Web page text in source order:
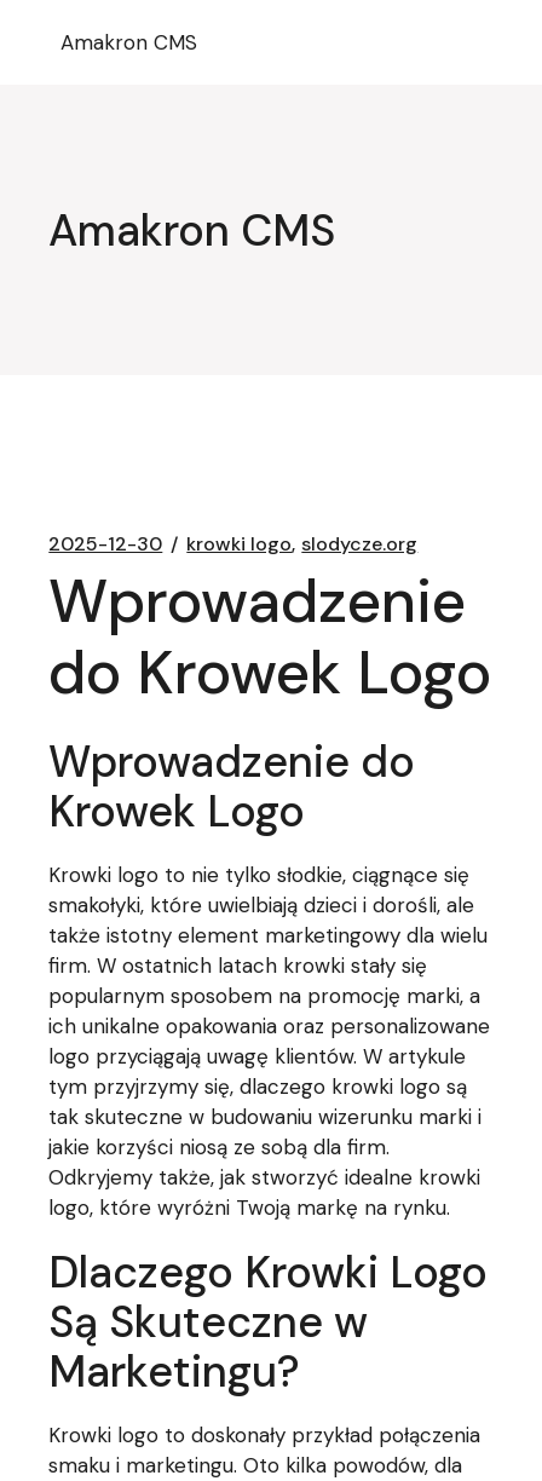
Amakron CMS
Amakron CMS
2025-12-30 krowki logo slodycze.org
Wprowadzenie
do Krowek Logo
Wprowadzenie do
Krowek Logo
Krowki logo to nie tylko słodkie, ciągnące się
smakołyki, które uwielbiają dzieci i dorośli, ale
także istotny element marketingowy dla wielu
firm. W ostatnich latach krowki stały się
popularnym sposobem na promocję marki, a
ich unikalne opakowania oraz personalizowane
logo przyciągają uwagę klientów. W artykule
tym przyjrzymy się, dlaczego krowki logo są
tak skuteczne w budowaniu wizerunku marki i
jakie korzyści niosą ze sobą dla firm.
Odkryjemy także, jak stworzyć idealne krowki
logo, które wyróżni Twoją markę na rynku.
Dlaczego Krowki Logo
Są Skuteczne w
Marketingu?
Krowki logo to doskonały przykład połączenia
smaku i marketingu. Oto kilka powodów, dla